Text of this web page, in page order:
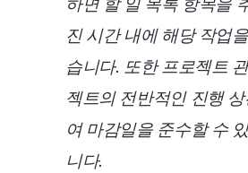
하면 할 일 목록 항목을
진 시간 내에 해당 작업
습니다. 또한 프로젝트
젝트의 전반적인 진행
여 마감일을 준수할 수
니다.